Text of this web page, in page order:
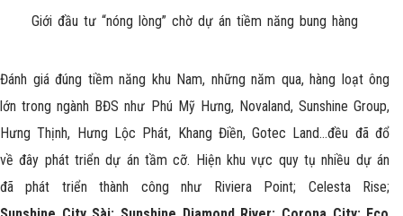
Giới đầu tư “nóng lòng” chờ dự án tiềm năng bung hàng
Đánh giá đúng tiềm năng khu Nam, những năm qua, hàng loạt ông
lớn trong ngành BĐS như Phú Mỹ Hưng, Novaland, Sunshine Group,
Hưng Thịnh, Hưng Lộc Phát, Khang Điền, Gotec Land…đều đã đổ
về đây phát triển dự án tầm cỡ. Hiện khu vực quy tụ nhiều dự án
đã phát triển thành công như Riviera Point; Celesta Rise;